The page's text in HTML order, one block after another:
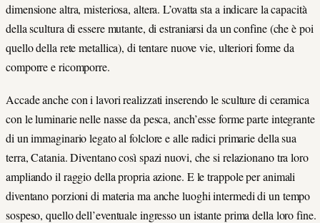
dimensione altra, misteriosa, altera. L’ovatta sta a indicare la capacità
della scultura di essere mutante, di estraniarsi da un confine (che è poi
quello della rete metallica), di tentare nuove vie, ulteriori forme da
comporre e ricomporre.
Accade anche con i lavori realizzati inserendo le sculture di ceramica
con le luminarie nelle nasse da pesca, anch’esse forme parte integrante
di un immaginario legato al folclore e alle radici primarie della sua
terra, Catania. Diventano così spazi nuovi, che si relazionano tra loro
ampliando il raggio della propria azione. E le trappole per animali
diventano porzioni di materia ma anche luoghi intermedi di un tempo
sospeso, quello dell’eventuale ingresso un istante prima della loro fine.